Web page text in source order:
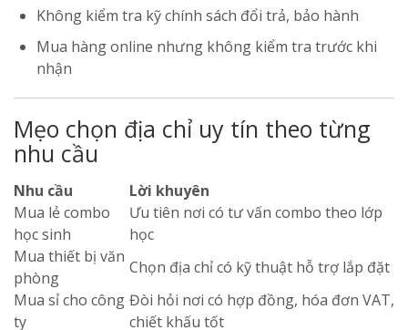
Không kiểm tra kỹ chính sách đổi trả, bảo hành
Mua hàng online nhưng không kiểm tra trước khi
nhận
Mẹo chọn địa chỉ uy tín theo từng
nhu cầu
Nhu cầu
Lời khuyên
Mua lẻ combo
học sinh
Ưu tiên nơi có tư vấn combo theo lớp
học
Mua thiết bị văn
phòng
Chọn địa chỉ có kỹ thuật hỗ trợ lắp đặt
Mua sỉ cho công
ty
Đòi hỏi nơi có hợp đồng, hóa đơn VAT,
chiết khấu tốt